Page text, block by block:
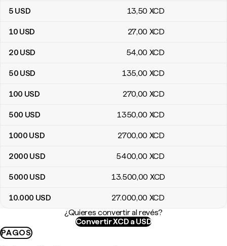
5 USD 13,50 XCD
10 USD 27,00 XCD
20 USD 54,00 XCD
50 USD 135,00 XCD
100 USD 270,00 XCD
500 USD 1350,00 XCD
1000 USD 2700,00 XCD
2000 USD 5400,00 XCD
5000 USD 13.500,00 XCD
10.000 USD 27.000,00 XCD
¿Quieres convertir al revés?
Convertir XCD a USD
PAGOS